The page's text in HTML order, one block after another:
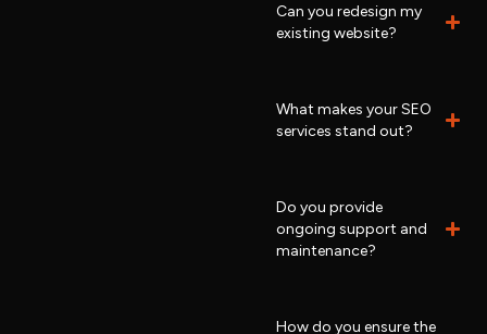
Can you redesign my
existing website?
What makes your SEO
services stand out?
Do you provide
ongoing support and
maintenance?
How do you ensure the